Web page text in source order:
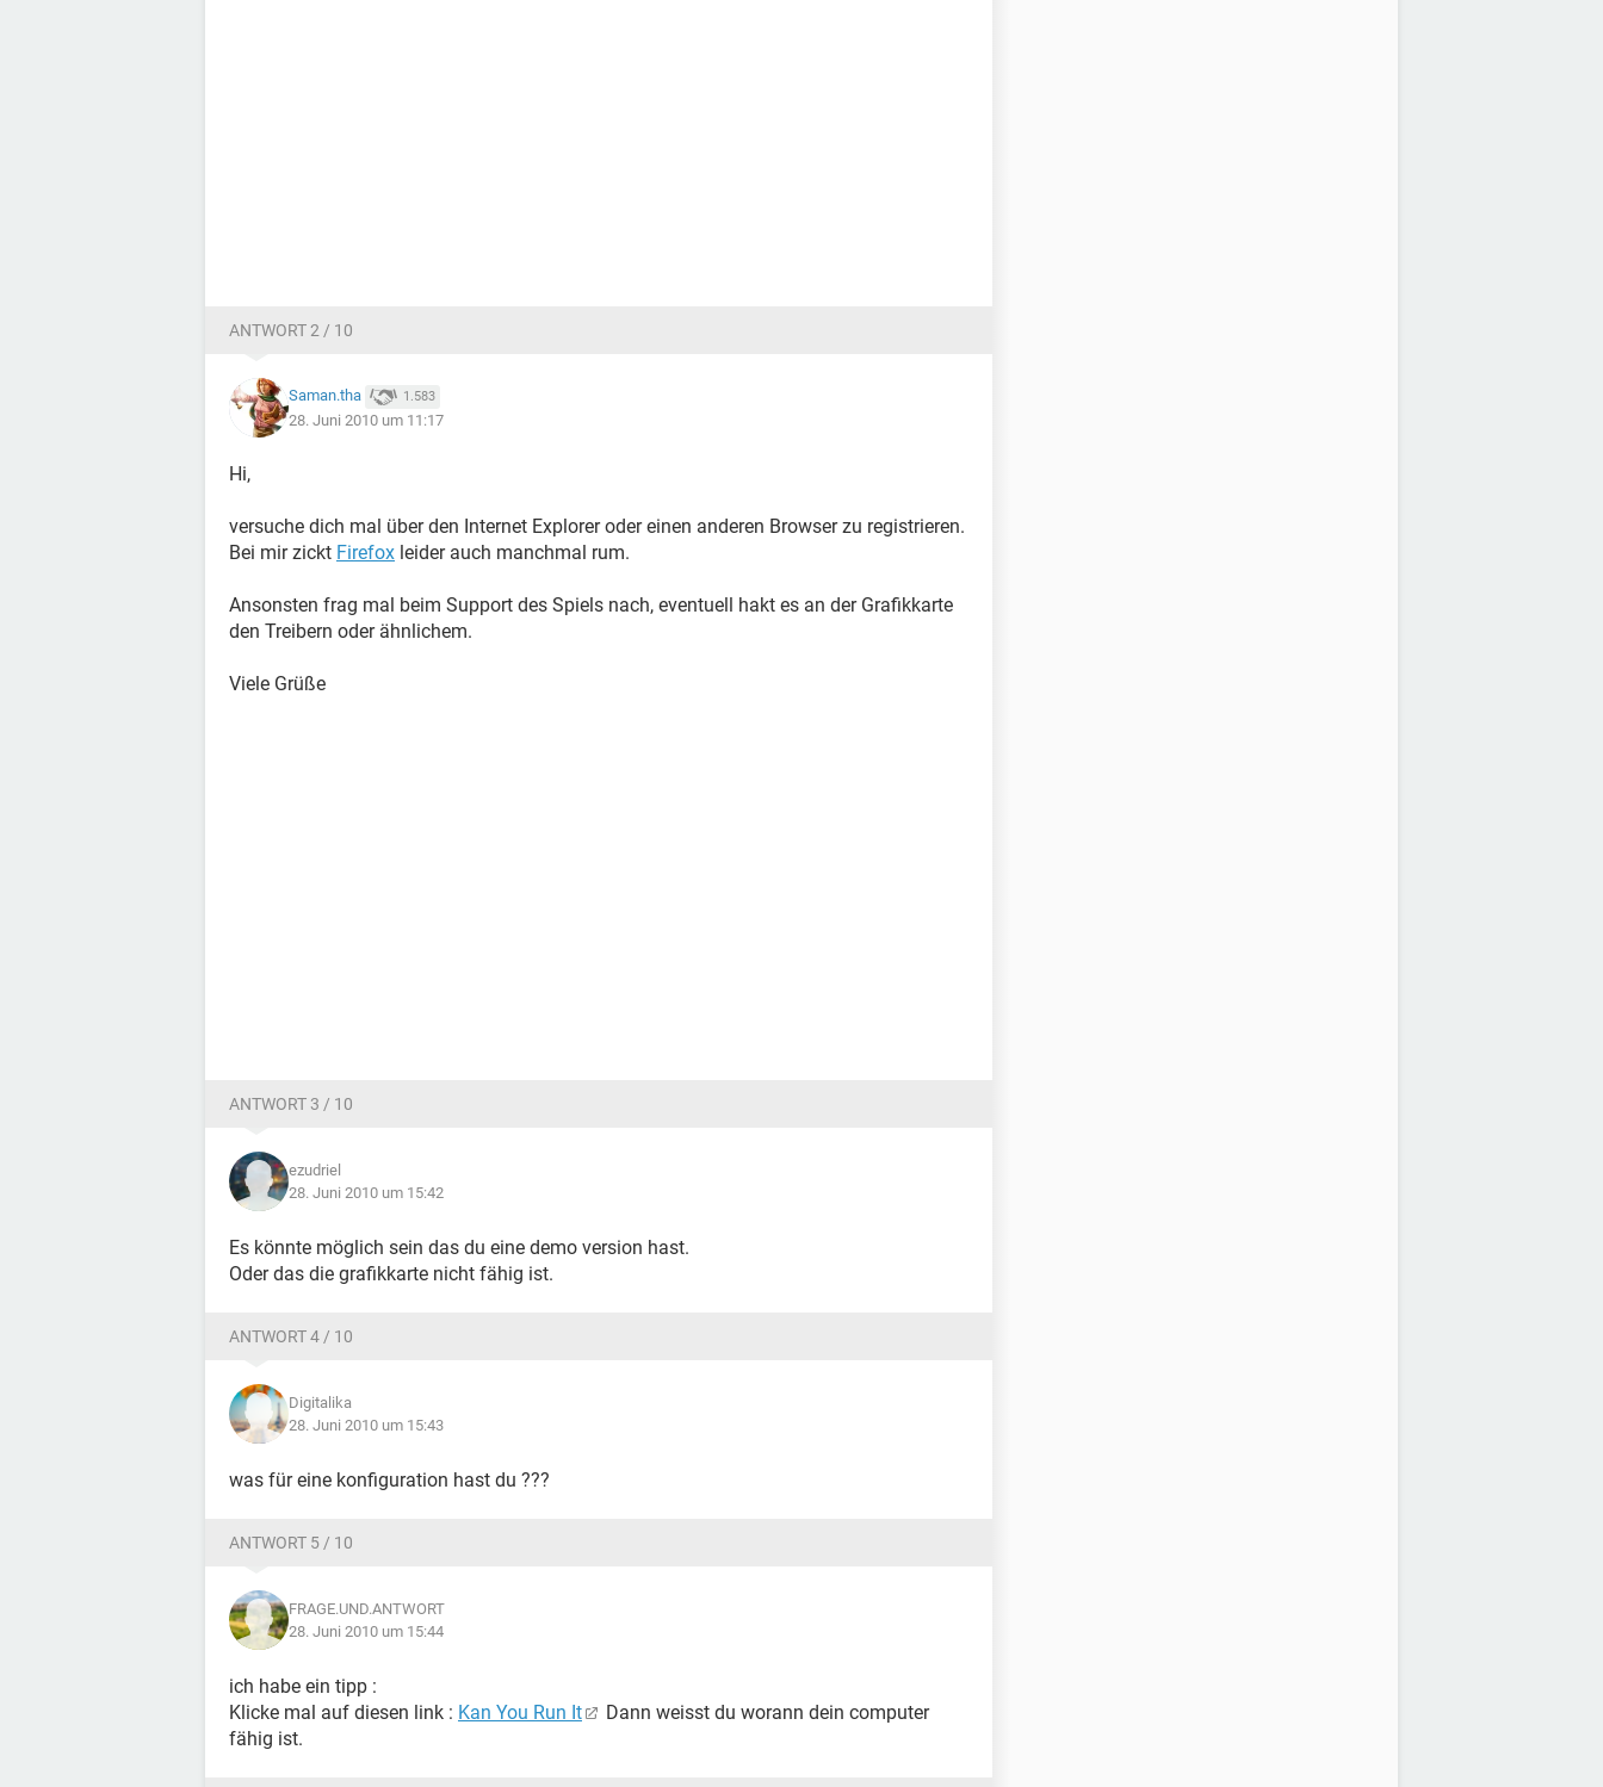
ANTWORT 2 / 10
Saman.tha 1.583
28. Juni 2010 um 11:17
Hi,
versuche dich mal über den Internet Explorer oder einen anderen Browser zu registrieren.
Bei mir zickt Firefox leider auch manchmal rum.
Ansonsten frag mal beim Support des Spiels nach, eventuell hakt es an der Grafikkarte
den Treibern oder ähnlichem.
Viele Grüße
ANTWORT 3 / 10
ezudriel
28. Juni 2010 um 15:42
Es könnte möglich sein das du eine demo version hast.
Oder das die grafikkarte nicht fähig ist.
ANTWORT 4 / 10
Digitalika
28. Juni 2010 um 15:43
was für eine konfiguration hast du ???
ANTWORT 5 / 10
FRAGE.UND.ANTWORT
28. Juni 2010 um 15:44
ich habe ein tipp :
Klicke mal auf diesen link : Kan You Run It
Dann weisst du worann dein computer
fähig ist.